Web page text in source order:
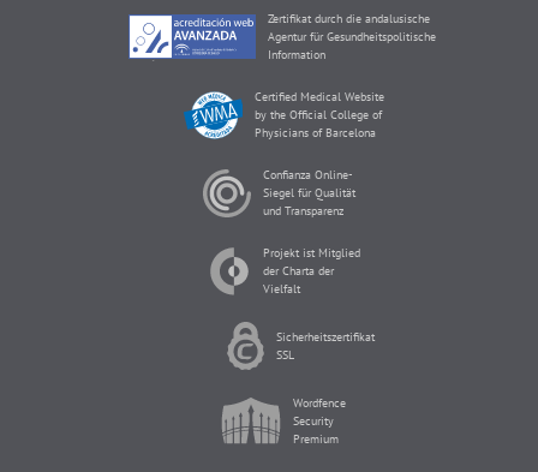
Zertifikat durch die andalusische
Agentur für Gesundheitspolitische
Information
Certified Medical Website
by the Official College of
Physicians of Barcelona
Confianza Online-
Siegel für Qualität
und Transparenz
Projekt ist Mitglied
der Charta der
Vielfalt
Sicherheitszertifikat
SSL
Wordfence
Security
Premium